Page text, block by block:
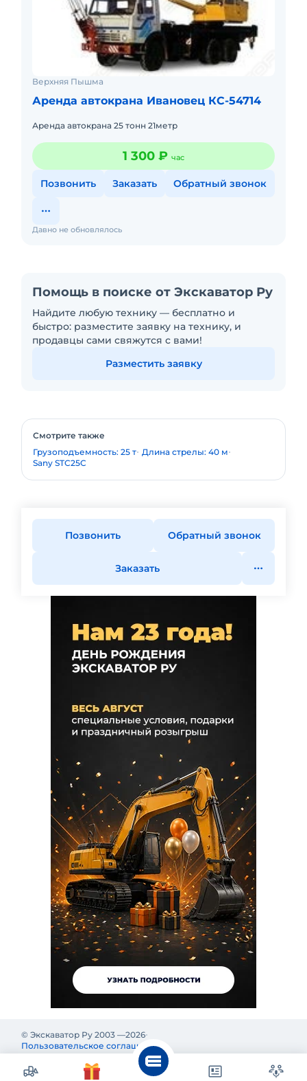
Верхняя Пышма
Аренда автокрана Ивановец КС-54714
Аренда автокрана 25 тонн 21метр
1 300 ₽ час
Позвонить Заказать Обратный звонок
Давно не обновлялось
Помощь в поиске от Экскаватор Ру
Найдите любую технику — бесплатно и
быстро: разместите заявку на технику, и
продавцы сами свяжутся с вами!
Разместить заявку
Смотрите также
Грузоподъемность: 25 т Длина стрелы: 40 м
Sany STC25C
Позвонить Обратный звонок
Заказать
© Экскаватор Ру 2003 —2026
Пользовательское соглашение
Политика конфиденциальности Реклама на Экскаватор Ру
Реклама и информация на Экскаватор.Ру предназначены